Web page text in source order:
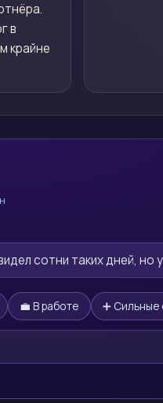
в
крайне
сотни таких дней,
💼 В работе ➕